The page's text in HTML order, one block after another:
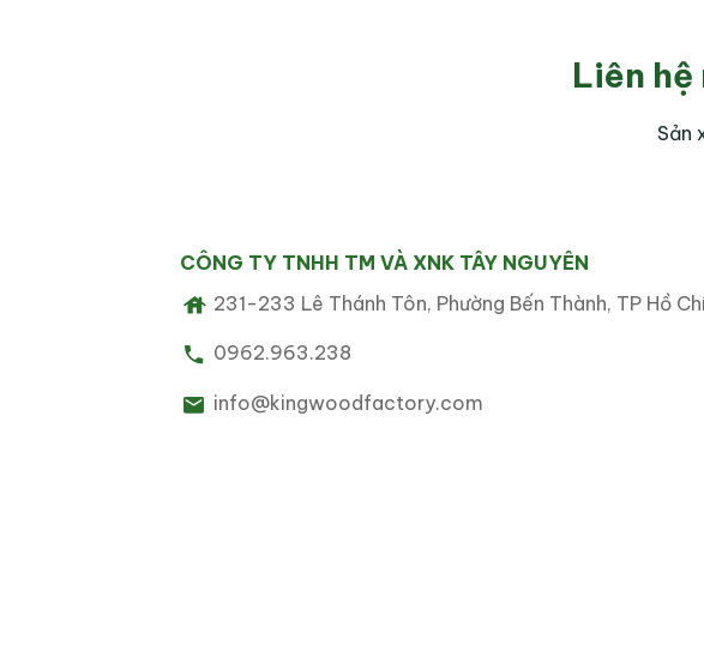
Chất lượng được kiểm soát nghiêm
hàng – yếu tố rất quan trọng với
Kingwood hỗ trợ doanh nghiệp tùy
Kích thước
Loại gỗ
Giải pháp OEM giúp doanh nghiệp
Liên hệ
Sản
CÔNG TY TNHH TM VÀ XNK TÂY NGUYÊN
231-233 Lê Thánh Tôn, Phường Bến Thành, TP Hồ
0962.963.238
info@kingwoodfactory.com